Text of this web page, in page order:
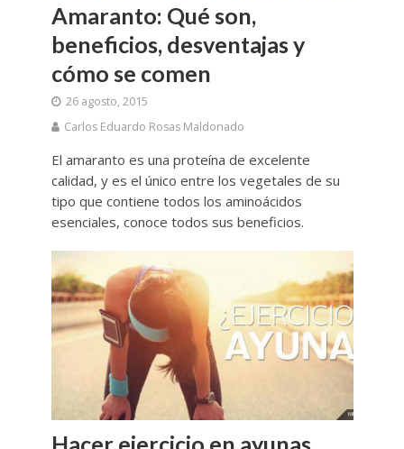
Amaranto: Qué son,
beneficios, desventajas y
cómo se comen
26 agosto, 2015
Carlos Eduardo Rosas Maldonado
El amaranto es una proteína de excelente
calidad, y es el único entre los vegetales de su
tipo que contiene todos los aminoácidos
esenciales, conoce todos sus beneficios.
Hacer ejercicio en ayunas